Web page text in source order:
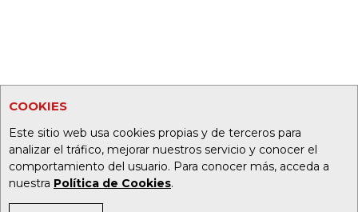
COOKIES
Este sitio web usa cookies propias y de terceros para
analizar el tráfico, mejorar nuestros servicio y conocer el
comportamiento del usuario. Para conocer más, acceda a
nuestra Política de Cookies.